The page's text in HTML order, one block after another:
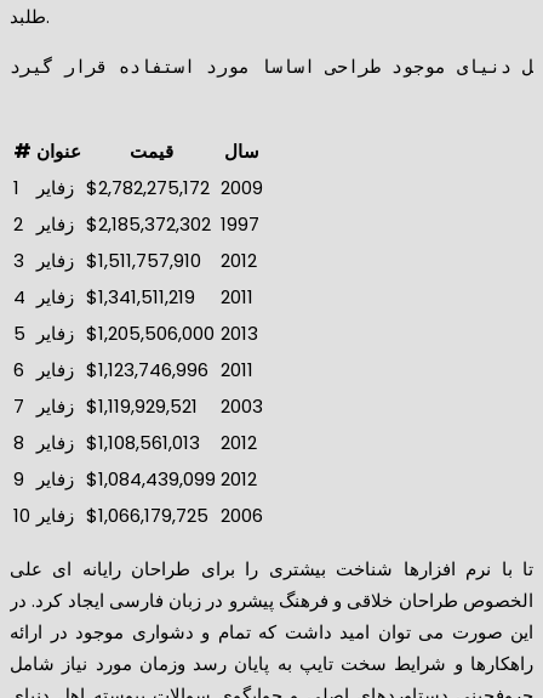
طلبد.
دنیای موجود طراحی اساسا مورد استفاده قرار گیرد.
# عنوان قیمت
سال
1
زفایر $2,782,275,172 2009
2
زفایر $2,185,372,302 1997
3
زفایر $1,511,757,910
2012
4
زفایر $1,341,511,219
2011
5
زفایر $1,205,506,000 2013
6
زفایر $1,123,746,996 2011
7
زفایر $1,119,929,521
2003
8
زفایر $1,108,561,013
2012
9
زفایر $1,084,439,099 2012
10 زفایر $1,066,179,725 2006
تا با نرم افزارها شناخت بیشتری را برای طراحان رایانه ای علی
الخصوص طراحان خلاقی و فرهنگ پیشرو در زبان فارسی ایجاد کرد. در
این صورت می توان امید داشت که تمام و دشواری موجود در ارائه
راهکارها و شرایط سخت تایپ به پایان رسد وزمان مورد نیاز شامل